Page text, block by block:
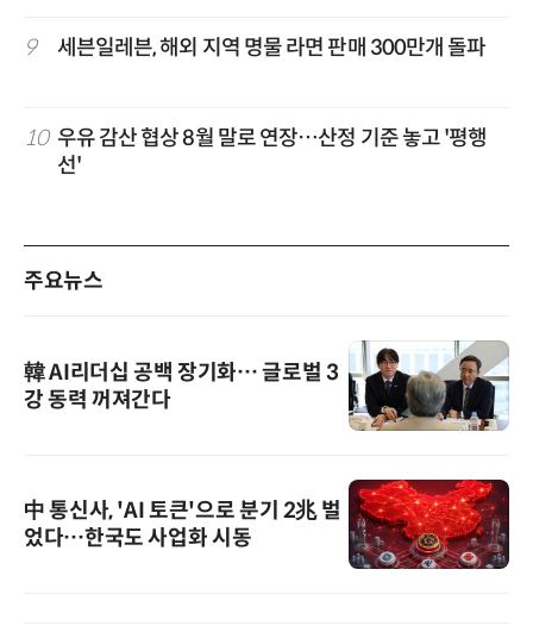
9 세븐일레븐, 해외 지역 명물 라면 판매 300만개 돌파
10 우유 감산 협상 8월 말로 연장…산정 기준 놓고 '평행
선'
주요뉴스
韓 AI리더십 공백 장기화… 글로벌 3
강 동력 꺼져간다
中 통신사, 'AI 토큰'으로 분기 2兆 벌
었다…한국도 사업화 시동